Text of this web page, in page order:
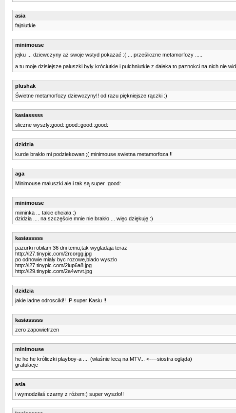
asia
fajniutkie
minimouse
jejku ... dziewczyny aż swoje wstyd pokazać :( ... prześliczne metamorfozy .....
a tu moje dzisiejsze paluszki były króciutkie i pulchniutkie z daleka to paznokci na nich nie
plushak
Świetne metamorfozy dziewczyny!! od razu piękniejsze rączki :)
kasiasssss
sliczne wyszly:good::good::good::good:
dzidzia
kurde brakło mi podziekowan ;( minimouse swietna metamorfoza !!
aga
Minimouse maluszki ale i tak są super :good:
minimouse
miminka ... takie chciała :)
dzidzia .... na szczęście mnie nie brakło ... więc dziękuję :)
kasiasssss
pazurki robilam 36 dni temu;tak wygladaja teraz
http://i27.tinypic.com/2rcorgg.jpg
po odnowie mialy byc rozowe,blado wyszlo
http://i27.tinypic.com/2iup6a8.jpg
http://i29.tinypic.com/2a4wrvt.jpg
dzidzia
jakie ladne odrosciki!! ;P super Kasiu !!
kasiasssss
zero zapowietrzen
minimouse
he he he króliczki playboy-a .... (właśnie lecą na MTV... <----siostra ogląda)
gratulacje
asia
i wymodziłaś czarny z różem:) super wyszło!!